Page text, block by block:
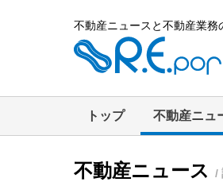
不動産ニュースと不動産業務
トップ 不動産ニュ
不動産ニュース /